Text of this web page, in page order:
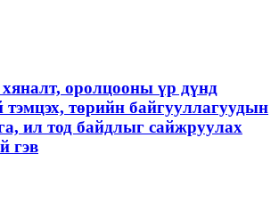
оролцооны үр дүнд
тэмцэх, төрийн байгууллагуудын
ил тод байдлыг сайжруулах
гэв